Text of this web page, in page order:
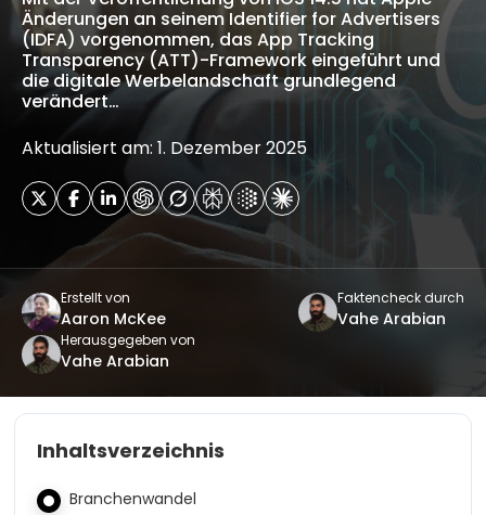
Änderungen an seinem Identifier for Advertisers
(IDFA) vorgenommen, das App Tracking
Transparency (ATT)-Framework eingeführt und
die digitale Werbelandschaft grundlegend
verändert…
Aktualisiert am: 1. Dezember 2025
Erstellt von
Aaron McKee
Faktencheck durch
Vahe Arabian
Herausgegeben von
Vahe Arabian
Inhaltsverzeichnis
Branchenwandel